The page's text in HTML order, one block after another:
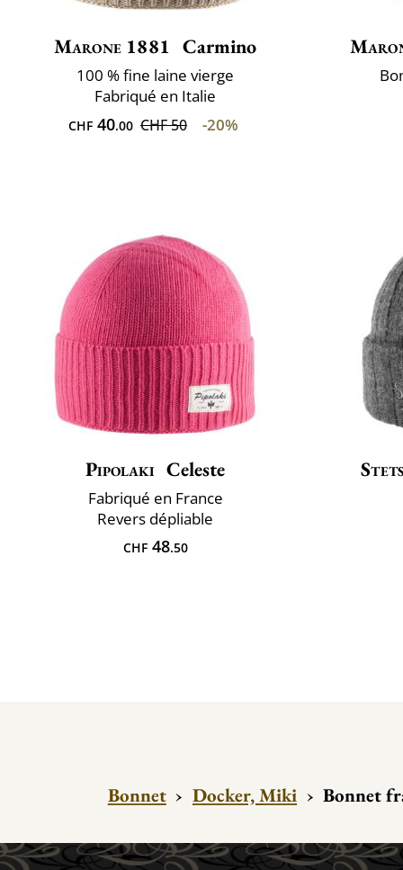
Marone 1881 Carmino
100 % fine laine vierge
Fabriqué en Italie
CHF 40.00 CHF 50 -20%
Pipolaki Celeste
Fabriqué en France
Revers dépliable
CHF48.50
Bonnet › Docker, Miki › Bonnet